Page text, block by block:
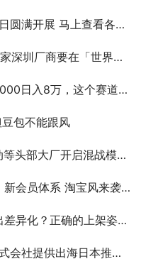
马上查看各会场火热瞬间！
要在「世界杯年」冲刺上市
8万，这个赛道又火了？
包不能跟风
开启混战模式！（附表单）
会员体系 淘宝风来袭？
？正确的上架姿势了解一下
推广服务 手游新品寻海外发行